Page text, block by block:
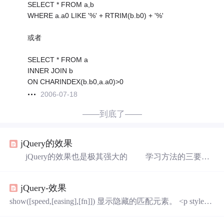
SELECT * FROM a,b
WHERE a.a0 LIKE '%' + RTRIM(b.b0) + '%'
或者
SELECT * FROM a
INNER JOIN b
ON CHARINDEX(b.b0,a.a0)>0
2006-07-18
——到底了——
jQuery的效果
jQuery的效果也是极其强大的 学习方法的三要素
第二个参数：匀速（过渡的效果） 第三个参数：c
allback（回调函数） fadein() 由隐藏过渡到可见
jQuery-效果
show([speed,[easing],[fn]]) 显示隐藏的匹配元素。 <p style